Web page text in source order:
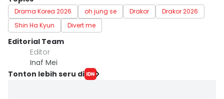
Drama Korea 2026 oh jung se Drakor
Drakor 2026
Shin Ha Kyun
Divert me
Editorial Team
Editor
Inaf Mei
Tonton lebih seru di